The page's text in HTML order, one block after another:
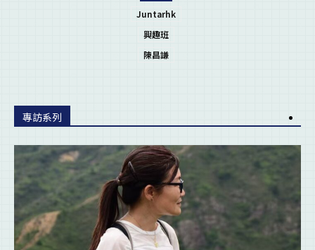
Juntarhk
興趣班
陳昌謙
專訪系列